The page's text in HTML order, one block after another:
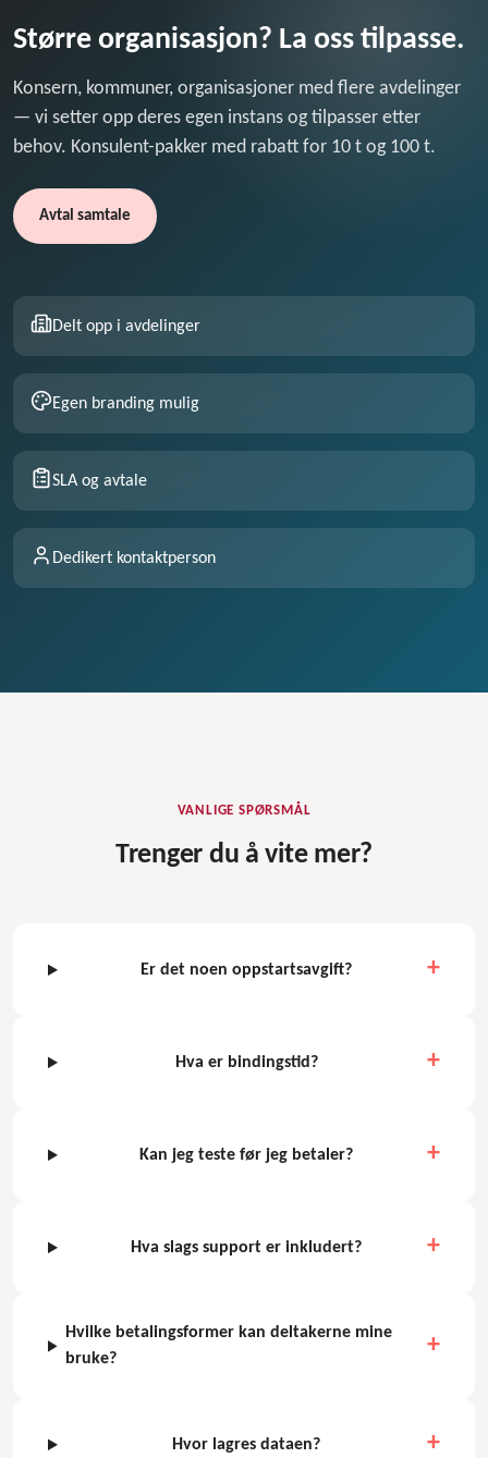
Større organisasjon? La oss tilpasse.
Konsern, kommuner, organisasjoner med flere avdelinger
— vi setter opp deres egen instans og tilpasser etter
behov. Konsulent-pakker med rabatt for 10 t og 100 t.
Avtal samtale
Delt opp i avdelinger
Egen branding mulig
SLA og avtale
Dedikert kontaktperson
VANLIGE SPØRSMÅL
Trenger du å vite mer?
Er det noen oppstartsavgift?
Hva er bindingstid?
Kan jeg teste før jeg betaler?
Hva slags support er inkludert?
Hvilke betalingsformer kan deltakerne mine
bruke?
Hvor lagres dataen?